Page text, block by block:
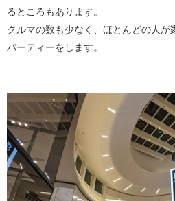
るところもあります。
クルマの数も少なく、ほとんどの人が
パーティーをします。